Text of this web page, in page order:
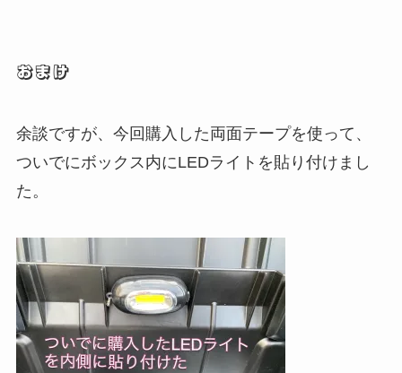
おまけ
余談ですが、今回購入した両面テープを使って、
ついでにボックス内にLEDライトを貼り付けまし
た。